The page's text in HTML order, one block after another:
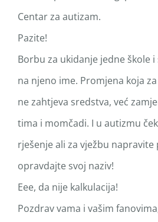
Centar za autizam.
Pazite!
Borbu za ukidanje jedne škole
na njeno ime. Promjena koja
ne zahtjeva sredstva, već
tima i momčadi. I u autizmu
rješenje ali za vježbu napravite
opravdajte svoj naziv!
Eee, da nije kalkulacija!
Pozdrav vama i vašim